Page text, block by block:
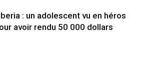
: un adolescent vu en héros
avoir rendu 50 000 dollars